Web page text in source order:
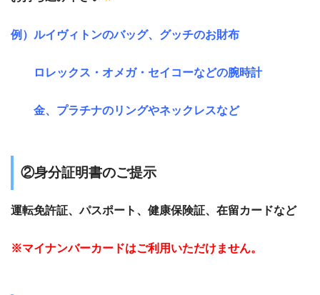
例）ルイヴィトンのバッグ、グッチのお財布
ロレックス・オメガ・セイコーなどの腕時計
金、プラチナのリングやネックレスなど
②身分証明書のご提示
運転免許証、パスポート、健康保険証、在留カードなど
※マイナンバーカードはご利用いただけません。